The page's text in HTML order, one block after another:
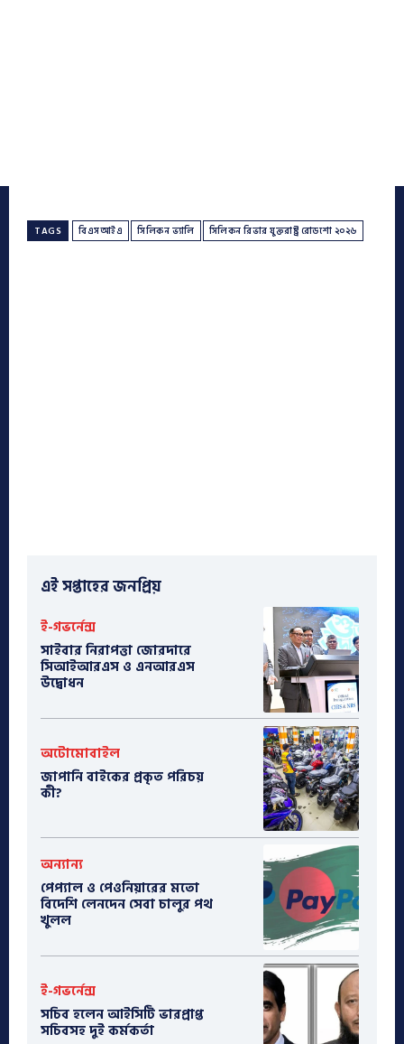
TAGS বিএসআইএ সিলিকন ভ্যালি সিলিকন রিভার যুক্তরাষ্ট্র রোডশো ২০২৬
এই সপ্তাহের জনপ্রিয়
ই-গভর্নেন্স
সাইবার নিরাপত্তা জোরদারে
সিআইআরএস ও এনআরএস
উদ্বোধন
অটোমোবাইল
​জাপানি বাইকের প্রকৃত পরিচয়
কী?
অন্যান্য
পেপ্যাল ও পেওনিয়ারের মতো
বিদেশি লেনদেন সেবা চালুর পথ
খুলল
ই-গভর্নেন্স
সচিব হলেন আইসিটি ভারপ্রাপ্ত
সচিবসহ দুই কর্মকর্তা